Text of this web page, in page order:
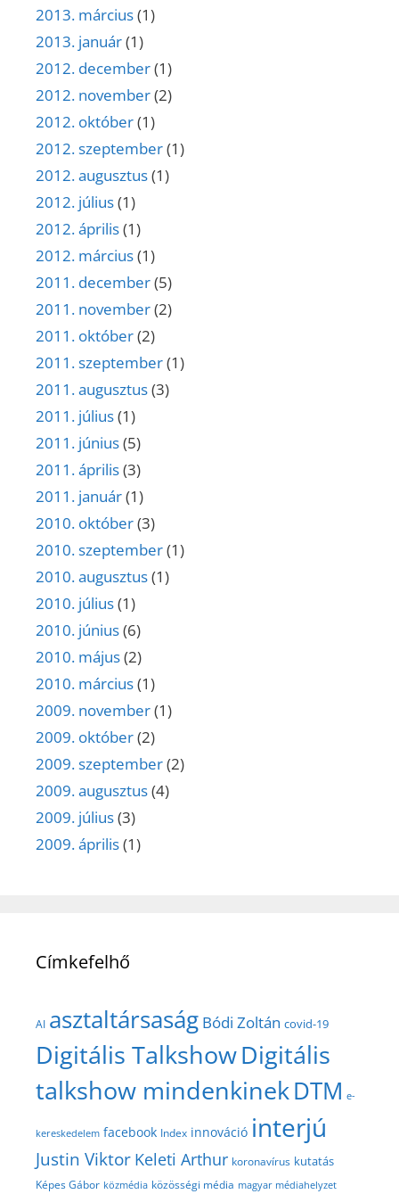
2013. március(1)
2013. január(1)
2012. december(1)
2012. november(2)
2012. október(1)
2012. szeptember(1)
2012. augusztus(1)
2012. július(1)
2012. április(1)
2012. március(1)
2011. december(5)
2011. november(2)
2011. október(2)
2011. szeptember(1)
2011. augusztus(3)
2011. július(1)
2011. június(5)
2011. április(3)
2011. január(1)
2010. október(3)
2010. szeptember(1)
2010. augusztus(1)
2010. július(1)
2010. június(6)
2010. május(2)
2010. március(1)
2009. november(1)
2009. október(2)
2009. szeptember(2)
2009. augusztus(4)
2009. július(3)
2009. április(1)
Címkefelhő
AI asztaltársaság Bódi Zoltán covid-19
Digitális TalkshowDigitális
talkshow mindenkinekDTM e-
kereskedelem facebook Index innováció interjú
Justin Viktor Keleti Arthur koronavírus kutatás
Képes Gábor közmédia közösségi média magyar médiahelyzet